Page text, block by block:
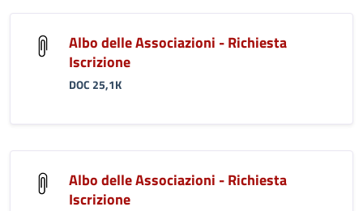
Albo delle Associazioni - Richiesta
Iscrizione
DOC 25,1K
Albo delle Associazioni - Richiesta
Iscrizione